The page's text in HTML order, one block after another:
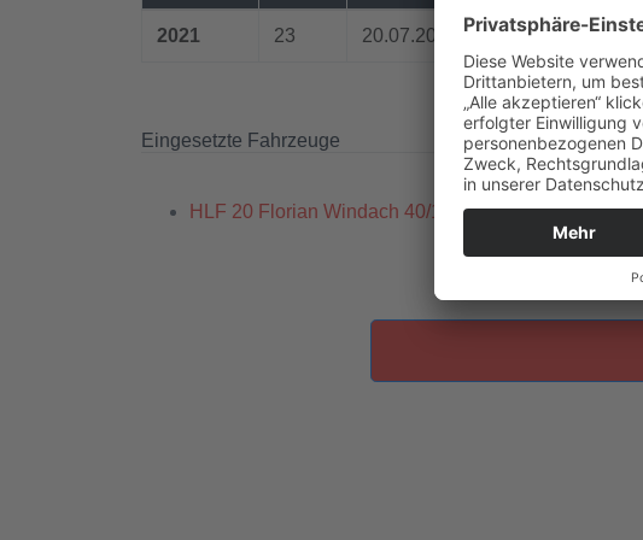
2021 23 20.07.2021 10:30 Uhr
Eingesetzte Fahrzeuge
HLF 20 Florian Windach 40/1